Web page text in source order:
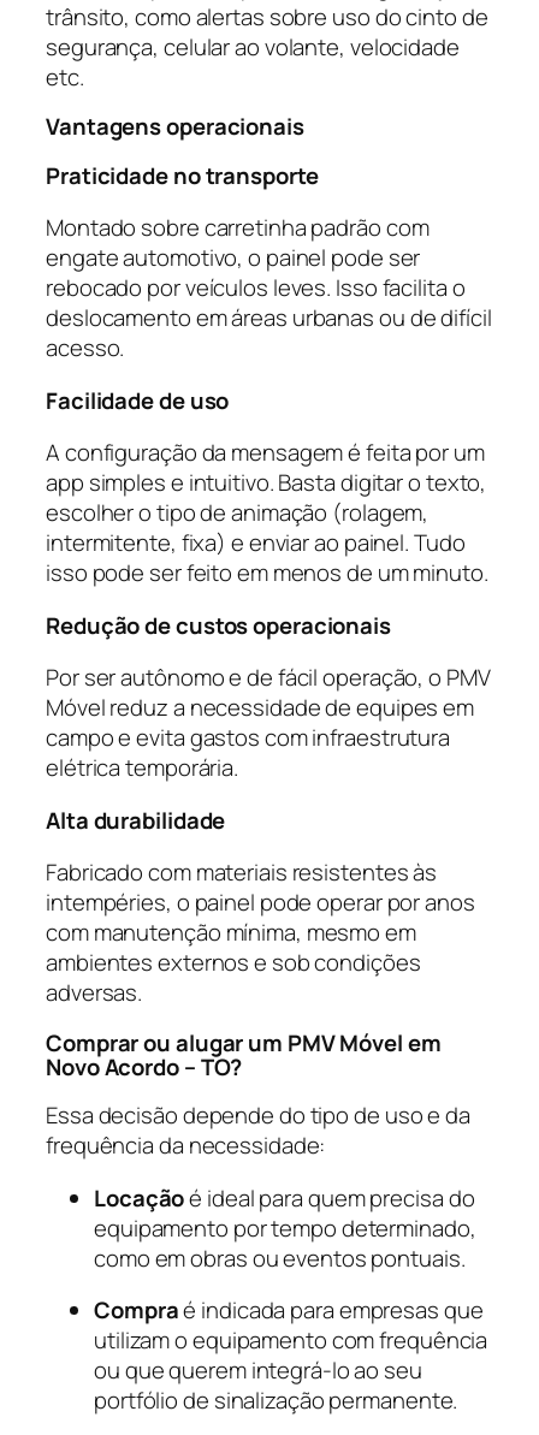
trânsito, como alertas sobre uso do cinto de
segurança, celular ao volante, velocidade
etc.
Vantagens operacionais
Praticidade no transporte
Montado sobre carretinha padrão com
engate automotivo, o painel pode ser
rebocado por veículos leves. Isso facilita o
deslocamento em áreas urbanas ou de difícil
acesso.
Facilidade de uso
A configuração da mensagem é feita por um
app simples e intuitivo. Basta digitar o texto,
escolher o tipo de animação (rolagem,
intermitente, fixa) e enviar ao painel. Tudo
isso pode ser feito em menos de um minuto.
Redução de custos operacionais
Por ser autônomo e de fácil operação, o PMV
Móvel reduz a necessidade de equipes em
campo e evita gastos com infraestrutura
elétrica temporária.
Alta durabilidade
Fabricado com materiais resistentes às
intempéries, o painel pode operar por anos
com manutenção mínima, mesmo em
ambientes externos e sob condições
adversas.
Comprar ou alugar um PMV Móvel em
Novo Acordo – TO?
Essa decisão depende do tipo de uso e da
frequência da necessidade:
Locaçãoé ideal para quem precisa do
equipamento por tempo determinado,
como em obras ou eventos pontuais.
Compraé indicada para empresas que
utilizam o equipamento com frequência
ou que querem integrá-lo ao seu
portfólio de sinalização permanente.